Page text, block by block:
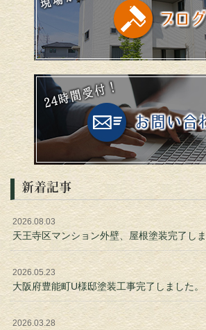
新着記事
2026.08.03
天王寺区マンション外壁、屋根塗装完了しま
2026.05.23
大阪府豊能町U様邸塗装工事完了しました。
2026.03.28